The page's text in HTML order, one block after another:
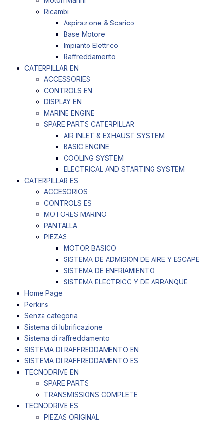
Ricambi
Aspirazione & Scarico
Base Motore
Impianto Elettrico
Raffreddamento
CATERPILLAR EN
ACCESSORIES
CONTROLS EN
DISPLAY EN
MARINE ENGINE
SPARE PARTS CATERPILLAR
AIR INLET & EXHAUST SYSTEM
BASIC ENGINE
COOLING SYSTEM
ELECTRICAL AND STARTING SYSTEM
CATERPILLAR ES
ACCESORIOS
CONTROLS ES
MOTORES MARINO
PANTALLA
PIEZAS
MOTOR BASICO
SISTEMA DE ADMISION DE AIRE Y ESCAPE
SISTEMA DE ENFRIAMIENTO
SISTEMA ELECTRICO Y DE ARRANQUE
Home Page
Perkins
Senza categoria
Sistema di lubrificazione
Sistema di raffreddamento
SISTEMA DI RAFFREDDAMENTO EN
SISTEMA DI RAFFREDDAMENTO ES
TECNODRIVE EN
SPARE PARTS
TRANSMISSIONS COMPLETE
TECNODRIVE ES
PIEZAS ORIGINAL